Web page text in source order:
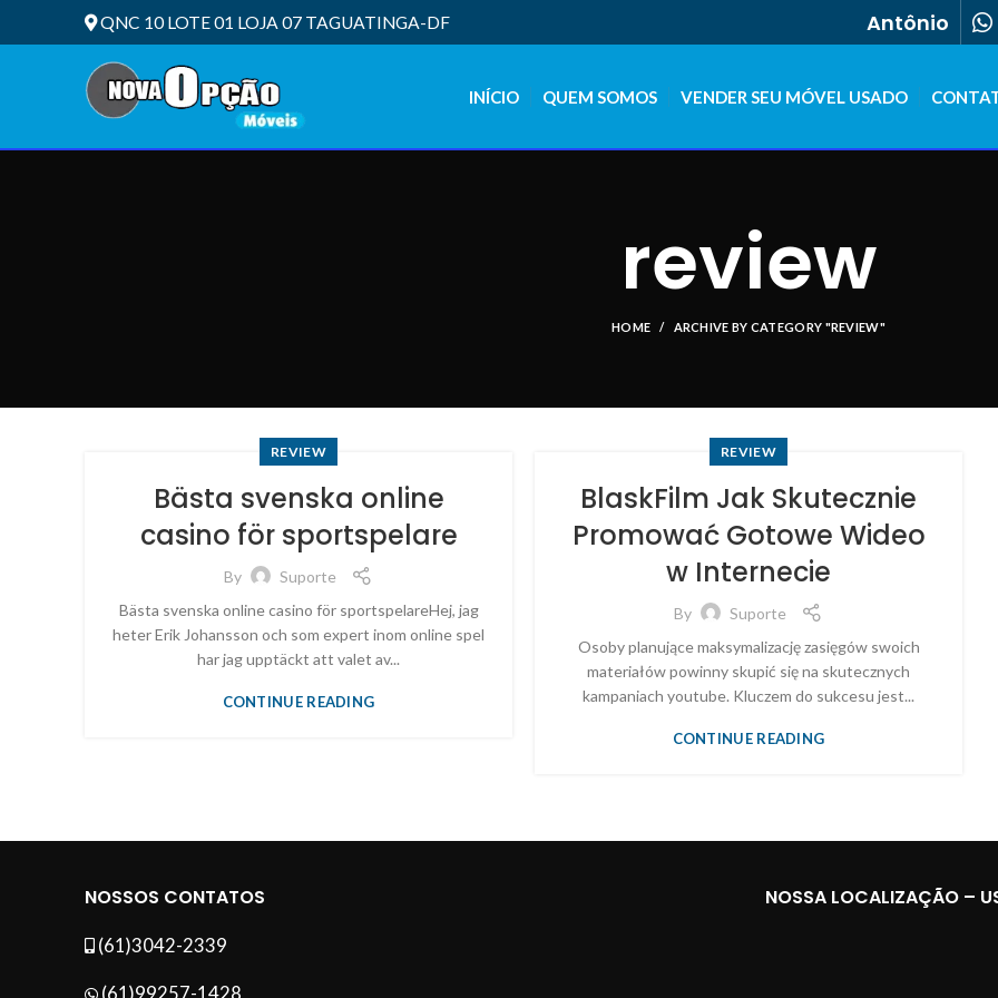
QNC 10 LOTE 01 LOJA 07 TAGUATINGA-DF Antônio
INÍCIO QUEM SOMOS VENDER SEU MÓVEL USADO
review
HOME ARCHIVE BY CATEGORY "REVIEW"
REVIEW
Bästa svenska online
casino för sportspelare
By
Suporte
Bästa svenska online casino för sportspelareHej, jag
heter Erik Johansson och som expert inom online spel
har jag upptäckt att valet av...
CONTINUE READING
REVIEW
BlaskFilm Jak Skutecznie
Promować Gotowe Wideo
w Internecie
By
Suporte
Osoby planujące maksymalizację zasięgów swoich
materiałów powinny skupić się na skutecznych
kampaniach youtube. Kluczem do sukcesu jest...
CONTINUE READING
NOSSOS CONTATOS
(61)3042-2339
(61)99257-1428
NOSSA LOCALIZAÇÃO –